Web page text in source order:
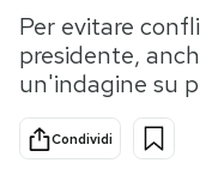
Tecnologia
Internet
Scienza
Cultura
Economia
Per evitare
presidente,
un'indagine su
Condividi